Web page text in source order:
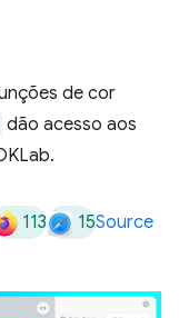
de cor
dão acesso aos
113 15Source